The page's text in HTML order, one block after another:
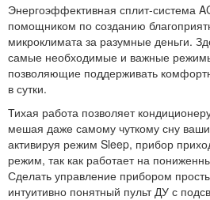
Энергоэффективная сплит-система
помощником по созданию
микроклимата за разумные деньги.
самые необходимые и важные
позволяющие поддерживать
в сутки.
Тихая работа позволяет
мешая даже самому чуткому сну
активируя режим Sleep, прибор
режим, так как работает на
Сделать управление прибором
интуитивно понятный пульт ДУ с